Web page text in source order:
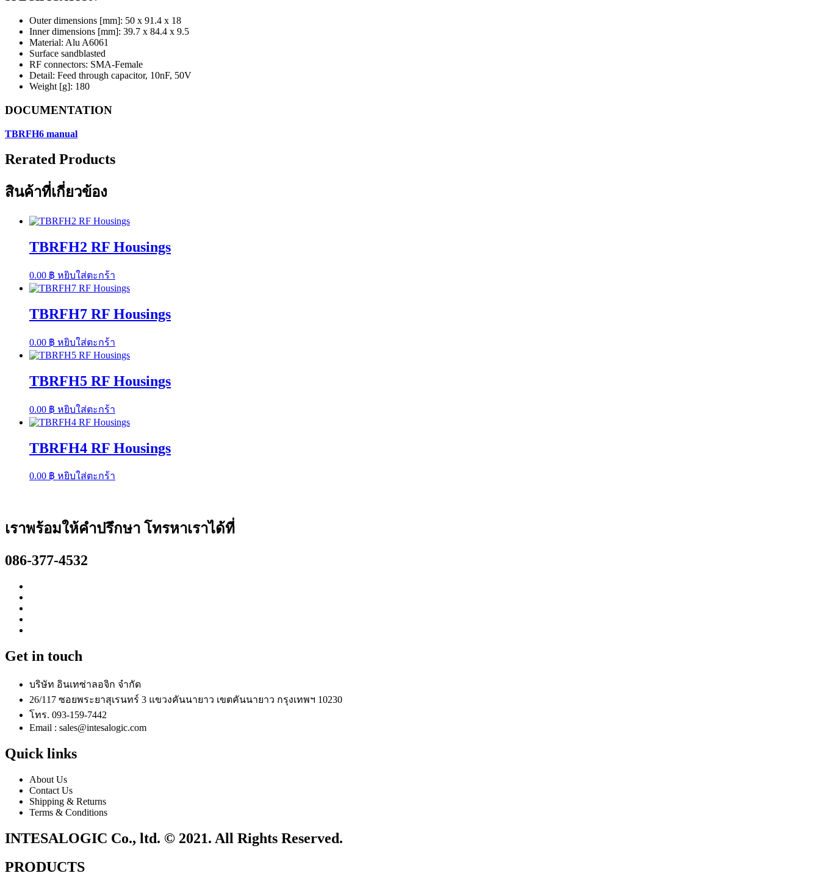
Outer dimensions [mm]: 50 x 91.4 x 18
Inner dimensions [mm]: 39.7 x 84.4 x 9.5
Material: Alu A6061
Surface sandblasted
RF connectors: SMA-Female
Detail: Feed through capacitor, 10nF, 50V
Weight [g]: 180
DOCUMENTATION
TBRFH6 manual
Rerated Products
สินค้าที่เกี่ยวข้อง
TBRFH2 RF Housings
0.00 ฿ หยิบใส่ตะกร้า
TBRFH7 RF Housings
0.00 ฿ หยิบใส่ตะกร้า
TBRFH5 RF Housings
0.00 ฿ หยิบใส่ตะกร้า
TBRFH4 RF Housings
0.00 ฿ หยิบใส่ตะกร้า
เราพร้อมให้คำปรึกษา โทรหาเราได้ที่
086-377-4532
Get in touch
บริษัท อินเทซ่าลอจิก จำกัด
26/117 ซอยพระยาสุเรนทร์ 3 แขวงคันนายาว เขตคันนายาว กรุงเทพฯ 10230
โทร. 093-159-7442
Email : sales@intesalogic.com
Quick links
About Us
Contact Us
Shipping & Returns
Terms & Conditions
INTESALOGIC Co., ltd. © 2021. All Rights Reserved.
PRODUCTS